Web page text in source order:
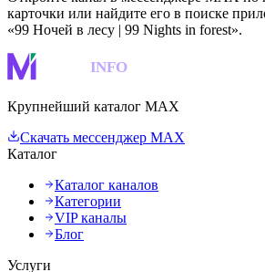
карточки или найдите его в поиске
«99 Ночей в лесу | 99 Nights in forest».
INFO
Крупнейший каталог MAX
Скачать мессенджер MAX
Каталог
Каталог каналов
Категории
VIP каналы
Блог
Услуги